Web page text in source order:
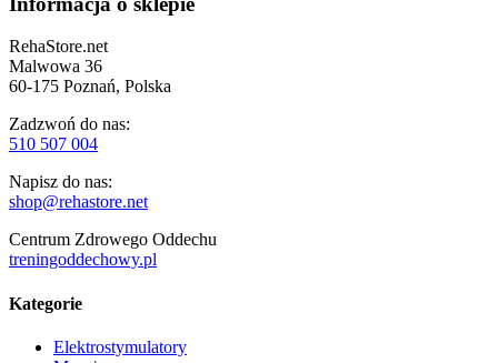
RehaStore.net
Malwowa 36
60-175 Poznań, Polska
Zadzwoń do nas:
510 507 004
Napisz do nas:
shop@rehastore.net
Centrum Zdrowego Oddechu
treningoddechowy.pl
Kategorie
Elektrostymulatory